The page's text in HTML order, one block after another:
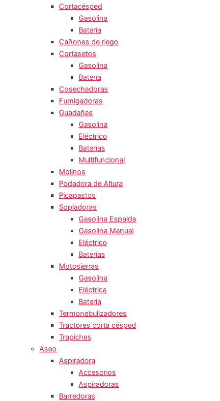
Cortacésped
Gasolina
Batería
Cañones de riego
Cortasetos
Gasolina
Batería
Cosechadoras
Fumigadoras
Guadañas
Gasolina
Eléctrico
Baterías
Multifuncional
Molinos
Podadora de Altura
Picapastos
Sopladoras
Gasolina Espalda
Gasolina Manual
Eléctrico
Baterías
Motosierras
Gasolina
Eléctrica
Batería
Termonebulizadores
Tractores corta césped
Trapiches
Aseo
Aspiradora
Accesorios
Aspiradoras
Barredoras